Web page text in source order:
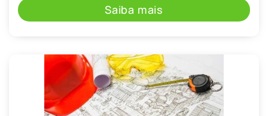
Saiba mais